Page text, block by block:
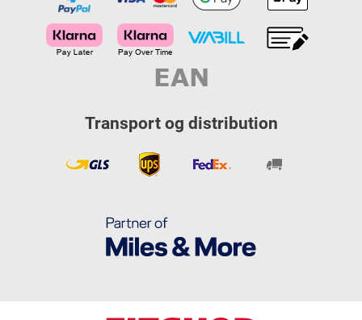
Transport og distribution